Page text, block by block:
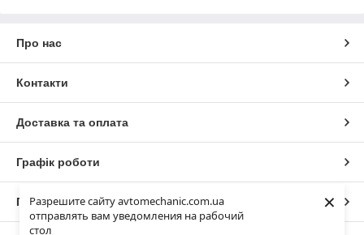
Разрешите сайту avtomechanic.com.ua
отправлять вам уведомления на рабочий
стол
×
Про нас
Контакти
Доставка та оплата
Графік роботи
Повна версія сайту